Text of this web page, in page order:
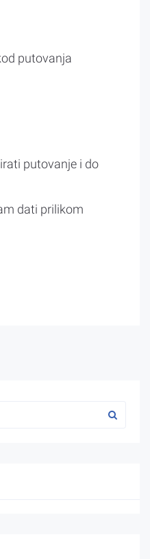
putovanja
putovanje i do
dati prilikom